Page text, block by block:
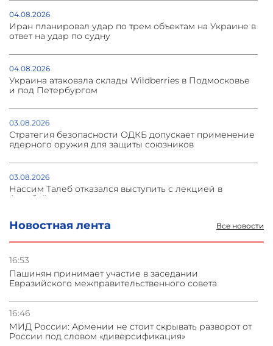
Новостная лента Все новости
16:53
Пашинян принимает участие в заседании
Евразийского межправительственного совета
16:46
МИД России: Армении не стоит скрывать разворот от
России под словом «диверсификация»
04.08.2026
Иран планировал удар по трем объектам на Украине в
ответ на удар по судну
04.08.2026
Украина атаковала склады Wildberries в Подмосковье
и под Петербургом
03.08.2026
Стратегия безопасности ОДКБ допускает применение
ядерного оружия для защиты союзников
03.08.2026
Нассим Талеб отказался выступить с лекцией в
Азербайджане
31.07.2026
Сотрудничество и очереди – детали визита главы
31.07.2026
31.07.2026